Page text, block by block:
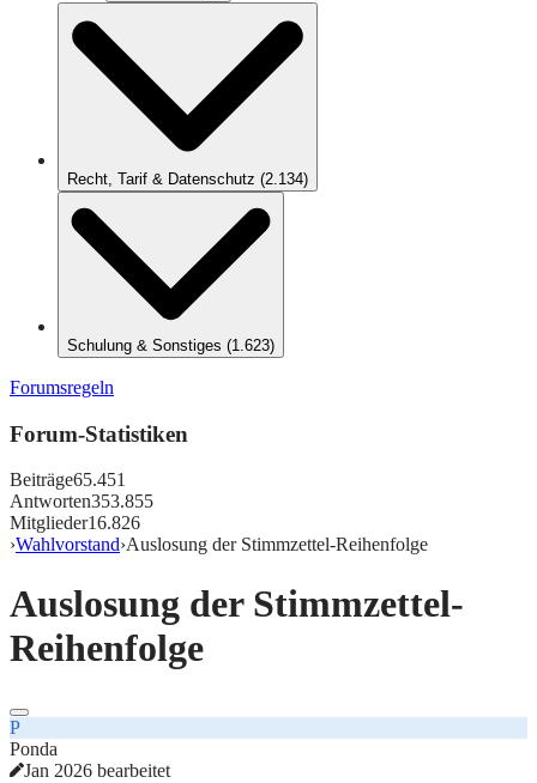
Recht, Tarif & Datenschutz (2.134)
Schulung & Sonstiges (1.623)
Forumsregeln
Forum-Statistiken
Beiträge65.451
Antworten353.855
Mitglieder16.826
›Wahlvorstand›Auslosung der Stimmzettel-Reihenfolge
Auslosung der Stimmzettel-
Reihenfolge
P
Ponda
Jan 2026 bearbeitet